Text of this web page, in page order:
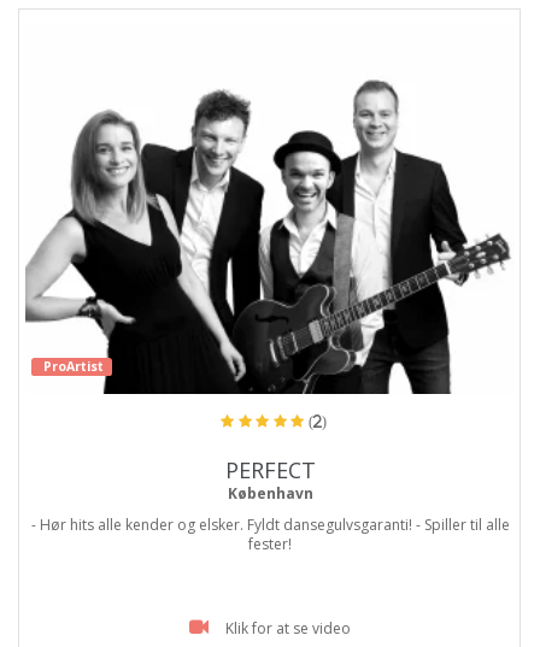
ProArtist
(2)
PERFECT
København
- Hør hits alle kender og elsker. Fyldt dansegulvsgaranti! - Spiller til alle
fester!
Klik for at se video